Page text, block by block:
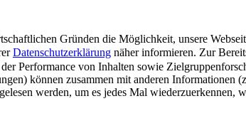
Gründen die Möglichkeit, unsere
Datenschutzerklärung näher informieren. Zur
Performance von Inhalten sowie
können zusammen mit anderen
werden, um es jedes Mal